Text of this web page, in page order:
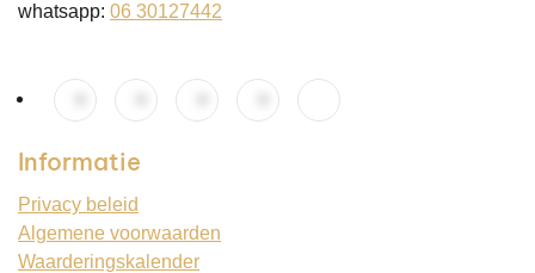
whatsapp: 06 30127442
Informatie
Privacy beleid
Algemene voorwaarden
Waarderingskalender